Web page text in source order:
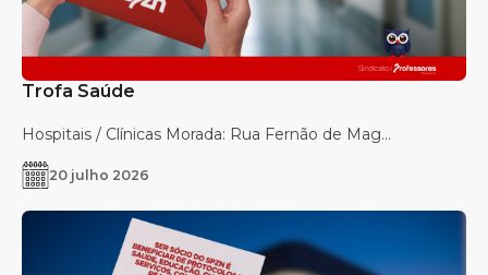
Trofa Saúde
Hospitais / Clínicas Morada: Rua Fernão de Mag...
20 julho 2026